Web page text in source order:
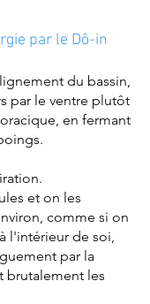
par le Dô-in
du bassin,
par le ventre plutôt
en fermant
et on les
comme si on
l'intérieur de soi,
par la
brutalement les